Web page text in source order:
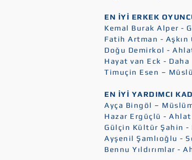
EN İYİ ERKEK
Kemal Burak Alper -
Fatih Artman - Aşkın
Doğu Demirkol -
Hayat van Eck - Daha
Timuçin Esen –
EN İYİ YARDIMCI
Ayça Bingöl –
Hazar Ergüçlü - Ahlat
Gülçin Kültür Şahin -
Ayşenil Şamlıoğlu -
Bennu Yıldırımlar -